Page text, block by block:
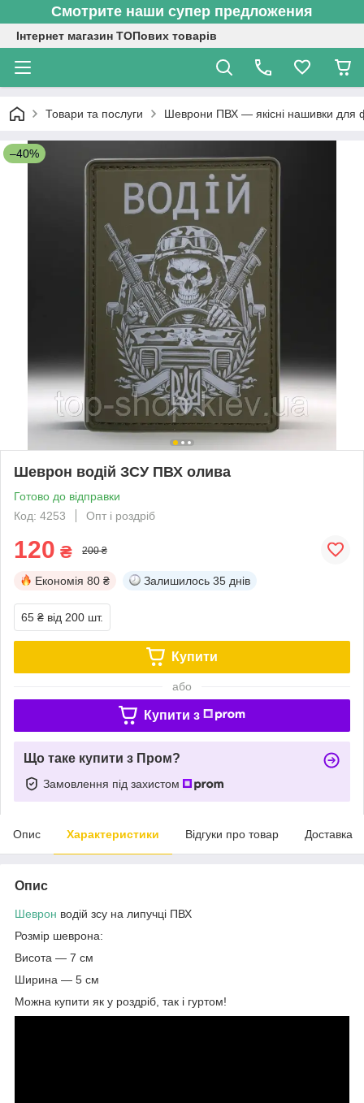
Смотрите наши супер предложения
Інтернет магазин ТОПових товарів
Товари та послуги Шеврони ПВХ — якісні нашивки для
–40%
Шеврон водій ЗСУ ПВХ олива
Готово до відправки
Код: 4253
Опт і роздріб
120 ₴ 200 ₴
Економія 80 ₴ Залишилось 35 днів
65 ₴ від 200 шт.
Купити
або
Купити з
Що таке купити з Пром?
Замовлення під захистом
Опис Характеристики Відгуки про товар Доставка
Опис
Шеврон водій зсу на липучці ПВХ
Розмір шеврона:
Висота — 7 см
Ширина — 5 см
Можна купити як у роздріб, так і гуртом!